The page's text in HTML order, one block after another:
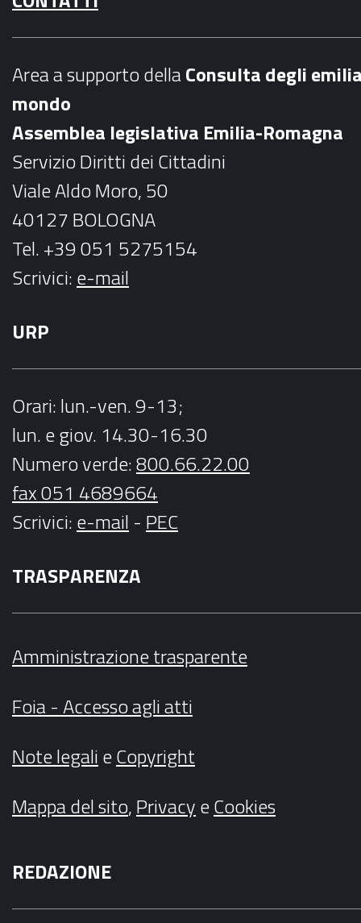
c
e
o
k
s
t
r
a
m
Area a supporto dellaConsulta degli
mondo
Assemblea legislativa Emilia-Romagna
Servizio Diritti dei Cittadini
Viale Aldo Moro, 50
40127 BOLOGNA
Tel. +39 051 5275154
Scrivici:e-mail
URP
Orari: lun.-ven. 9-13;
lun. e giov. 14.30-16.30
Numero verde:800.66.22.00
fax 051 4689664
Scrivici:e-mail - PEC
TRASPARENZA
Amministrazione trasparente
Foia - Accesso agli atti
Note legalieCopyright
Mappa del sito,PrivacyeCookies
REDAZIONE